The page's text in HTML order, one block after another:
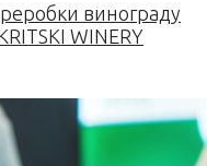
винограду
WINERY